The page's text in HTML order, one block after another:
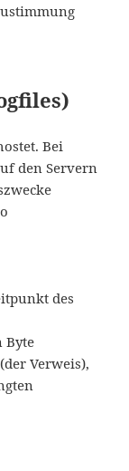
Bei
den Servern
des
Byte
Verweis),